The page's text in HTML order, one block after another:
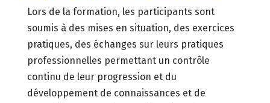
Lors de la formation, les participants sont
soumis à des mises en situation, des exercices
pratiques, des échanges sur leurs pratiques
professionnelles permettant un contrôle
continu de leur progression et du
développement de connaissances et de